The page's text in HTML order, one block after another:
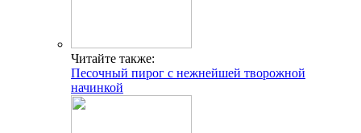
Читайте также:
Песочный пирог с нежнейшей творожной
начинкой